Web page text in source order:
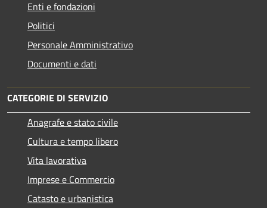
Enti e fondazioni
Politici
Personale Amministrativo
Documenti e dati
CATEGORIE DI SERVIZIO
Anagrafe e stato civile
Cultura e tempo libero
Vita lavorativa
Imprese e Commercio
Catasto e urbanistica